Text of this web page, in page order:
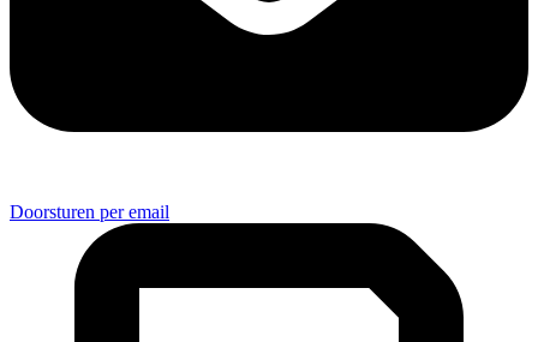
Doorsturen per email